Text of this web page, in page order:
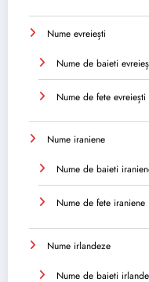
Nume evreiești
Nume de baieti
Nume de fete evreiești
Nume iraniene
Nume de baieti
Nume de fete iraniene
Nume irlandeze
Nume de baieti